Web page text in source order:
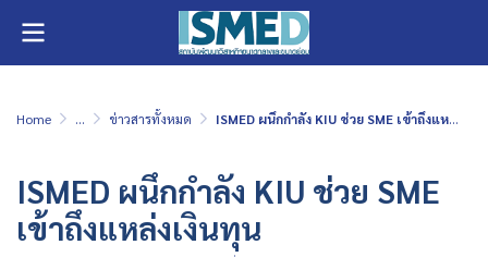
Home ... ข่าวสารทั้งหมด ISMED ผนึกกำลัง KIU ช่วย SME เข้าถึงแหล่งเงินทุน
ISMED ผนึกกำลัง KIU ช่วย SME
เข้าถึงแหล่งเงินทุน